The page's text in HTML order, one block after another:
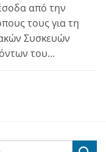
από την
τους για τη
Συσκευών
του...